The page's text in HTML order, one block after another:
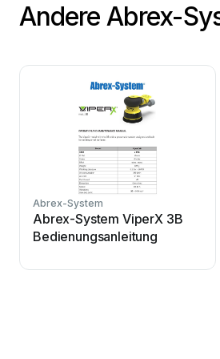
Andere Abrex-
Abrex-System
Abrex-System ViperX 3B
Bedienungsanleitung